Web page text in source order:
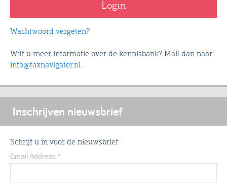
Wachtwoord vergeten?
Wilt u meer informatie over de kennisbank? Mail dan naar:
info@taxnavigator.nl
Inschrijven nieuwsbrief
Schrijf u in voor de nieuwsbrief
Email Address *